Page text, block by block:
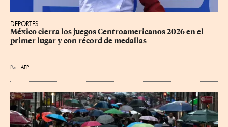
DEPORTES
México cierra los juegos Centroamericanos 2026 en el
primer lugar y con récord de medallas
Por AFP